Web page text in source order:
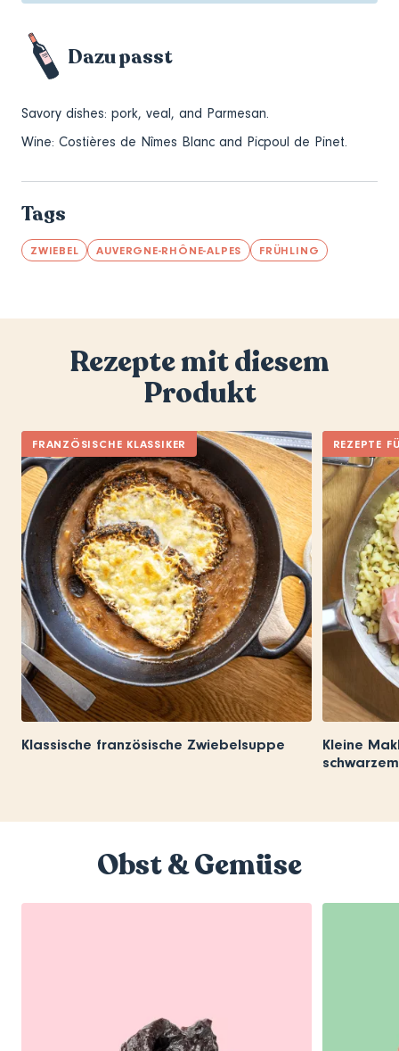
Dazu passt
Savory dishes: pork, veal, and Parmesan.
Wine: Costières de Nîmes Blanc and Picpoul de Pinet.
Tags
ZWIEBEL AUVERGNE-RHÔNE-ALPES FRÜHLING
Rezepte mit diesem
Produkt
FRANZÖSISCHE KLASSIKER
Klassische französische Zwiebelsuppe
REZEPTE
Kleine
Obst & Gemüse